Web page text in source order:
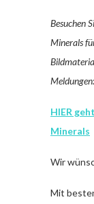
Besuchen
Minerals
Meldungen:
HIER
Minerals
Wir
Mit